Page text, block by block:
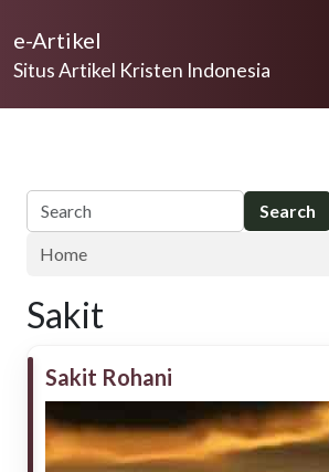
e-Artikel
Situs Artikel Kristen Indonesia
Home
Sakit
Sakit Rohani